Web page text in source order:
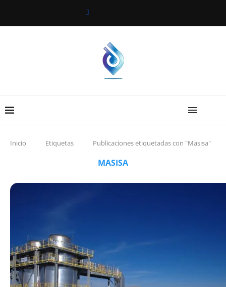
Inicio Etiquetas Publicaciones etiquetadas con "Masisa"
MASISA